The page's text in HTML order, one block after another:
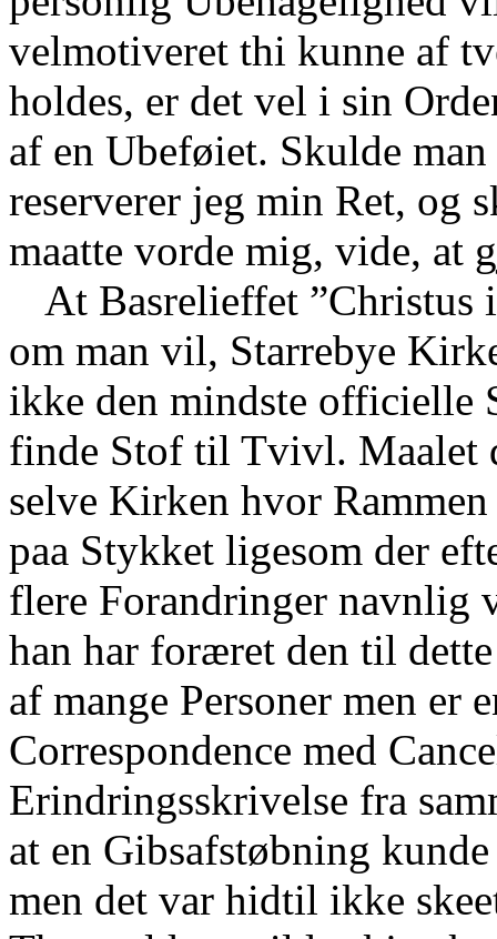
velmotiveret thi kunne af
holdes, er det vel i sin
af en Ubeføiet. Skulde
reserverer jeg min Ret, og
maatte vorde mig, vide, at
At Basrelieffet ”Christus
om man vil, Starrebye
ikke den mindste officielle
finde Stof til Tvivl. Maalet
selve Kirken hvor
paa Stykket ligesom der
flere Forandringer navnlig
han har foræret den til
af mange Personer men er
Correspondence med
Erindringsskrivelse fra
at en Gibsafstøbning
men det var hidtil ikke